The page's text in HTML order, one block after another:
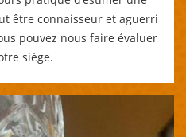
être connaisseur et aguerri
pouvez nous faire évaluer
siège.